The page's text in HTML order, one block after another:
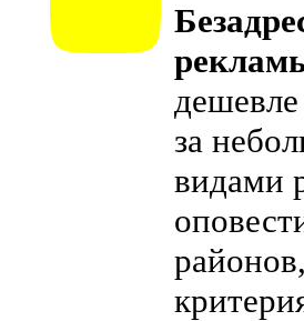
за
видами